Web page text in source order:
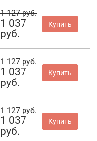
1 127 руб.
1 037
руб.
Купить
1 127 руб.
1 037
руб.
Купить
1 127 руб.
1 037
руб.
Купить